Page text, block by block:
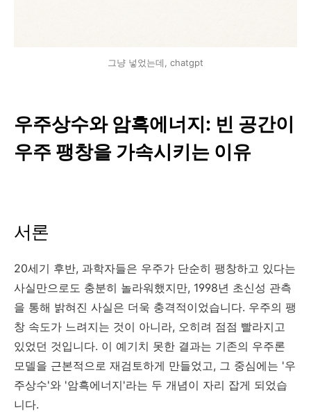
그냥 넣었는데, chatgpt
우주상수와 암흑에너지: 빈 공간이
우주 팽창을 가속시키는 이유
서론
20세기 후반, 과학자들은 우주가 단순히 팽창하고 있다는
사실만으로도 충분히 놀라워했지만, 1998년 초신성 관측
을 통해 밝혀진 사실은 더욱 충격적이었습니다. 우주의 팽
창 속도가 느려지는 것이 아니라, 오히려 점점 빨라지고
있었던 것입니다. 이 예기치 못한 결과는 기존의 우주론
모델을 근본적으로 재검토하게 만들었고, 그 중심에는 '우
주상수'와 '암흑에너지'라는 두 개념이 자리 잡게 되었습
니다.